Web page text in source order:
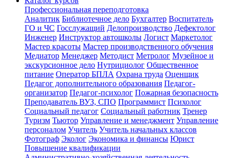
Профессиональная переподготовка
Аналитик Библиотечное дело Бухгалтер Воспитатель
ГО и ЧС Госслужащий Делопроизводство Дефектолог
Инженер Инструктор автошколы Логист Маркетолог
Мастер красоты Мастер производственного обучения
Медиатор Менеджер Методист Метролог Музейное и
экскурсионное дело Нутрициолог Общественное
питание Оператор БПЛА Охрана труда Оценщик
Педагог дополнительного образования Педагог-
организатор Педагог-психолог Пожарная безопасность
Преподаватель ВУЗ, СПО Программист Психолог
Социальный педагог Социальный работник Тренер
Туризм Тьютор Управление и менеджмент Управление
персоналом Учитель Учитель начальных классов
Фотограф Эколог Экономика и финансы Юрист
Повышение квалификации